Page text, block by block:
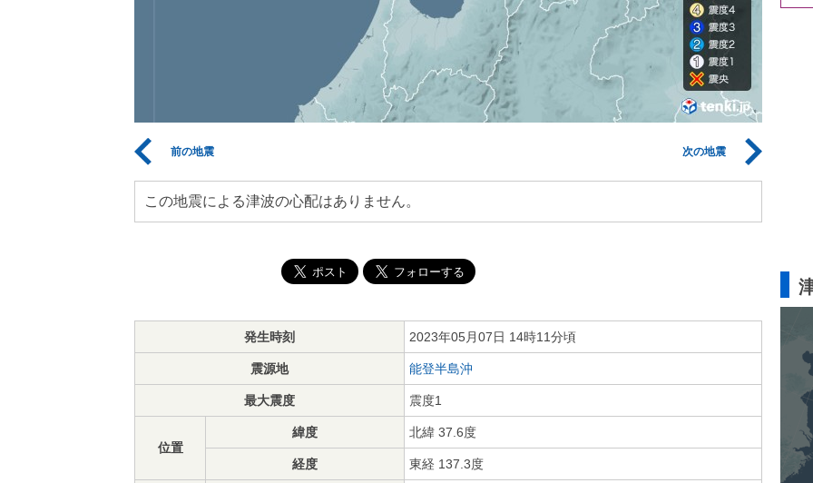
前の地震 次の地震
この地震による津波の心配はありません。
発生時刻 2023年05月07日 14時11分頃
震源地 能登半島沖
最大震度 震度1
位置
緯度 北緯 37.6度
経度 東経 137.3度